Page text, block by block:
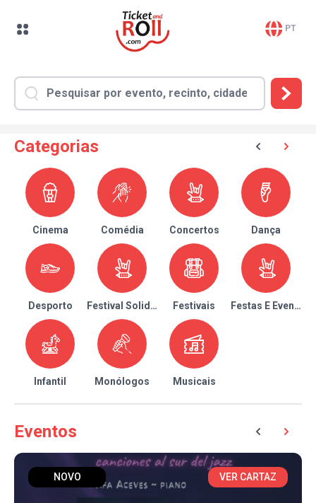
PT
Categorias
Cinema Comédia Concertos Dança
Desporto Festival Solidário Festivais Festas E Eventos
Infantil Monólogos Musicais
Eventos
NOVO VER CARTAZ